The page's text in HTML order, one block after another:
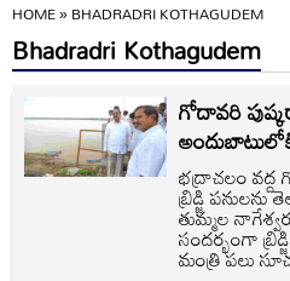
HOME»BHADRADRI KOTHAGUDEM
Bhadradri Kothagudem
గోదావరి
భద్రాచలం వద్ద
బ్రిడ్జి
తుమ్మల
సందర్భంగా
మంత్రి పలు